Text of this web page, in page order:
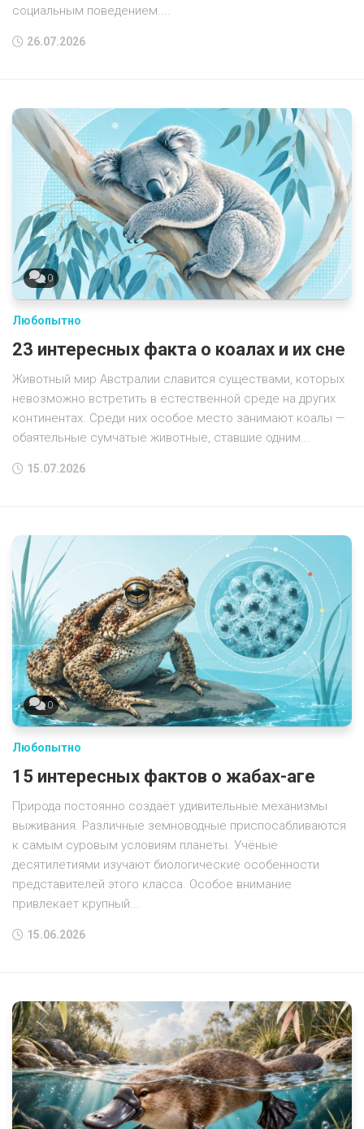
социальным поведением....
26.07.2026
0
Любопытно
23 интересных факта о коалах и их сне
Животный мир Австралии славится существами, которых
невозможно встретить в естественной среде на других
континентах. Среди них особое место занимают коалы —
обаятельные сумчатые животные, ставшие одним...
15.07.2026
0
Любопытно
15 интересных фактов о жабах-аге
Природа постоянно создаёт удивительные механизмы
выживания. Различные земноводные приспосабливаются
к самым суровым условиям планеты. Учёные
десятилетиями изучают биологические особенности
представителей этого класса. Особое внимание
привлекает крупный...
15.06.2026